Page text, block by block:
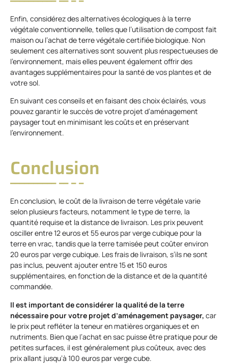
Enfin, considérez des alternatives écologiques à la terre
végétale conventionnelle, telles que l’utilisation de compost fait
maison ou l’achat de terre végétale certifiée biologique. Non
seulement ces alternatives sont souvent plus respectueuses de
l’environnement, mais elles peuvent également offrir des
avantages supplémentaires pour la santé de vos plantes et de
votre sol.
En suivant ces conseils et en faisant des choix éclairés, vous
pouvez garantir le succès de votre projet d’aménagement
paysager tout en minimisant les coûts et en préservant
l’environnement.
Conclusion
En conclusion, le coût de la livraison de terre végétale varie
selon plusieurs facteurs, notamment le type de terre, la
quantité requise et la distance de livraison. Les prix peuvent
osciller entre 12 euros et 55 euros par verge cubique pour la
terre en vrac, tandis que la terre tamisée peut coûter environ
20 euros par verge cubique. Les frais de livraison, s’ils ne sont
pas inclus, peuvent ajouter entre 15 et 150 euros
supplémentaires, en fonction de la distance et de la quantité
commandée.
Il est important de considérer la qualité de la terre
nécessaire pour votre projet d’aménagement paysager, car
le prix peut refléter la teneur en matières organiques et en
nutriments. Bien que l’achat en sac puisse être pratique pour de
petites surfaces, il est généralement plus coûteux, avec des
prix allant jusqu’à 100 euros par verge cube.